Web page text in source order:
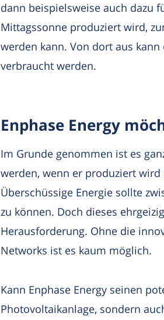
dann beispielsweise auch dazu
Mittagssonne produziert wird,
werden kann. Von dort aus
verbraucht werden.
Enphase Energy
Im Grunde genommen ist es
werden, wenn er produziert
Überschüssige Energie sollte
zu können. Doch dieses
Herausforderung. Ohne die
Networks ist es kaum möglich.
Kann Enphase Energy seinen
Photovoltaikanlage, sondern